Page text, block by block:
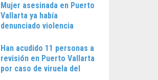
Mujer asesinada en Puerto
Vallarta ya había
denunciado violencia
Han acudido 11 personas a
revisión en Puerto Vallarta
por caso de viruela del